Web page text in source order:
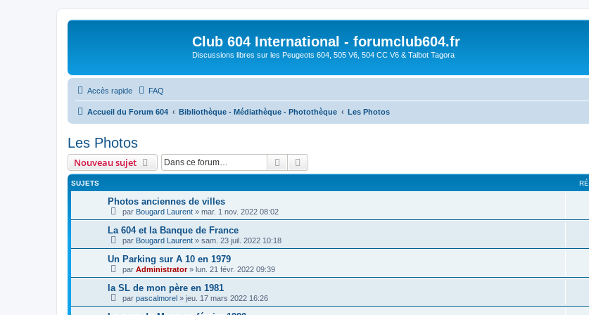
Club 604 International - forumclub604.fr
Discussions libres sur les Peugeots 604, 505 V6, 504 CC V6 & Talbot Tagora
Accès rapide FAQ
Accueil du Forum 604 Bibliothèque - Médiathèque - Photothèque Les Photos
Les Photos
Nouveau sujet Rechercher
SUJETS
Photos anciennes de villes
par Bougard Laurent » mar. 1 nov. 2022 08:02
La 604 et la Banque de France
par Bougard Laurent » sam. 23 juil. 2022 10:18
Un Parking sur A 10 en 1979
par Administrator» lun. 21 févr. 2022 09:39
la SL de mon père en 1981
par pascalmorel » jeu. 17 mars 2022 16:26